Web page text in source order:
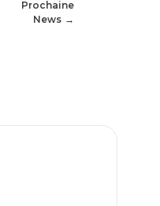
Prochaine
News